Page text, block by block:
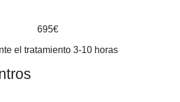
695€
el tratamiento 3-10 horas